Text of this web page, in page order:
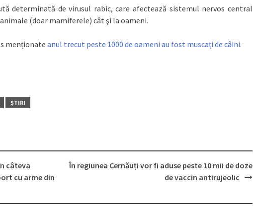
determinată de virusul rabic, care afectează sistemul nervos central
(doar mamiferele) cât şi la oameni.
menționateanul trecut peste 1000 de oameni au fost muscați de câini.
ȘTIRI
câteva
cu arme din
În regiunea Cernăuți vor fi aduse peste 10 mii de doze
de vaccin antirujeolic